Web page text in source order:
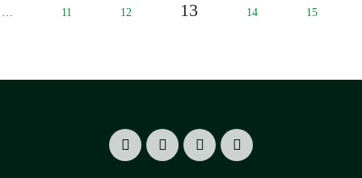
11 12 13 14 15